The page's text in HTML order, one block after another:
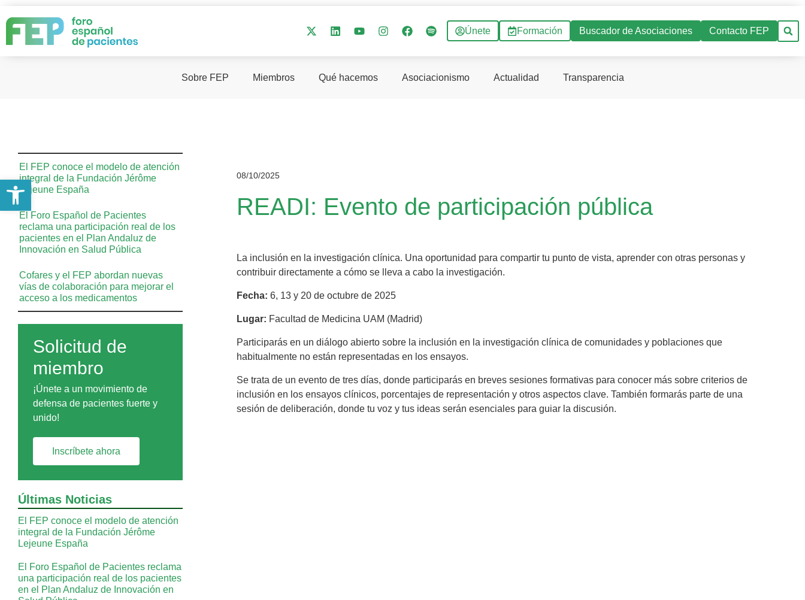
Únete Formación Buscador de Asociaciones Contacto FEP
Sobre FEP Miembros Qué hacemos Asociacionismo Actualidad Transparencia
El FEP conoce el modelo de atención
integral de la Fundación Jérôme
Lejeune España
El Foro Español de Pacientes
reclama una participación real de los
pacientes en el Plan Andaluz de
Innovación en Salud Pública
Cofares y el FEP abordan nuevas
vías de colaboración para mejorar el
acceso a los medicamentos
Solicitud de
miembro
¡Únete a un movimiento de
defensa de pacientes fuerte y
unido!
Inscríbete ahora
Últimas Noticias
El FEP conoce el modelo de atención
integral de la Fundación Jérôme
Lejeune España
El Foro Español de Pacientes reclama
una participación real de los pacientes
en el Plan Andaluz de Innovación en
08/10/2025
READI: Evento de participación pública
La inclusión en la investigación clínica. Una oportunidad para compartir tu punto de vista, aprender con otras personas y
contribuir directamente a cómo se lleva a cabo la investigación.
Fecha: 6, 13 y 20 de octubre de 2025
Lugar: Facultad de Medicina UAM (Madrid)
Participarás en un diálogo abierto sobre la inclusión en la investigación clínica de comunidades y poblaciones que
habitualmente no están representadas en los ensayos.
Se trata de un evento de tres días, donde participarás en breves sesiones formativas para conocer más sobre criterios de
inclusión en los ensayos clínicos, porcentajes de representación y otros aspectos clave. También formarás parte de una
sesión de deliberación, donde tu voz y tus ideas serán esenciales para guiar la discusión.
Abrir barra de herramientas